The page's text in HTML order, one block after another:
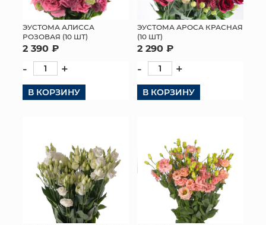
ЭУСТОМА АЛИССА
РОЗОВАЯ (10 ШТ)
2 390 ₽
- +
В КОРЗИНУ
ЭУСТОМА АРОСА КРАСНАЯ
(10 ШТ)
2 290 ₽
- +
В КОРЗИНУ